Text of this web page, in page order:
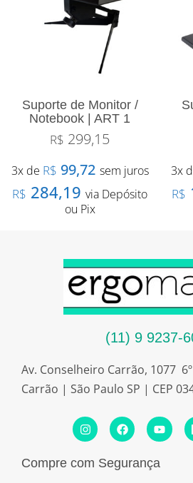
Suporte de Monitor /
Notebook | ART 1
R$ 299,15
3x de R$ 99,72 sem juros
R$ 284,19 via Depósito
ou Pix
3x
R$
(11) 9 9237-
Av. Conselheiro Carrão, 1077
Carrão | São Paulo SP | CEP
I
n
s
a
F
a
c
b
Y
o
u
u
Compre com Segurança